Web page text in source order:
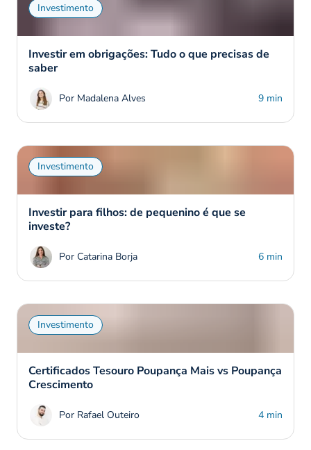
Investimento
Investir em obrigações: Tudo o que precisas de
saber
Por Madalena Alves 9 min
Investimento
Investir para filhos: de pequenino é que se
investe?
Por Catarina Borja 6 min
Investimento
Certificados Tesouro Poupança Mais vs Poupança
Crescimento
Por Rafael Outeiro 4 min